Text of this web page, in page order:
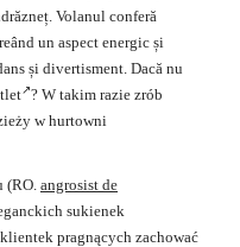
Volanul conferă
un aspect energic și
și divertisment. Dacă nu
? W takim razie zrób
w hurtowni
(RO. angrosist de
sukienek
pragnących zachować